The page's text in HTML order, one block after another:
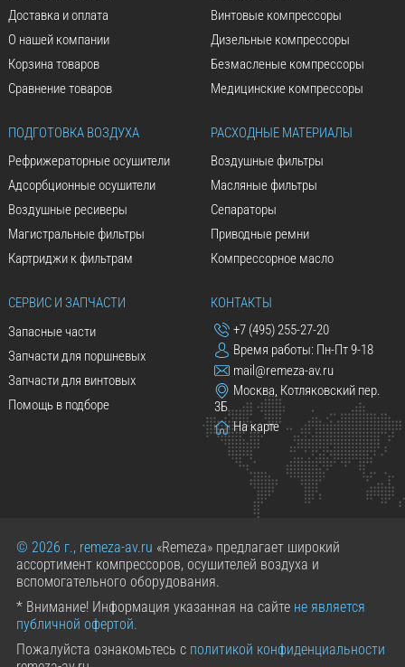
Доставка и оплата
О нашей компании
Корзина товаров
Сравнение товаров
Винтовые компрессоры
Дизельные компрессоры
Безмасленые компрессоры
Медицинские компрессоры
ПОДГОТОВКА ВОЗДУХА
Рефрижераторные осушители
Адсорбционные осушители
Воздушные ресиверы
Магистральные фильтры
Картриджи к фильтрам
РАСХОДНЫЕ МАТЕРИАЛЫ
Воздушные фильтры
Масляные фильтры
Сепараторы
Приводные ремни
Компрессорное масло
СЕРВИС И ЗАПЧАСТИ
Запасные части
Запчасти для поршневых
Запчасти для винтовых
Помощь в подборе
КОНТАКТЫ
+7 (495) 255-27-20
Время работы: Пн-Пт 9-18
mail@remeza-av.ru
Москва, Котляковский пер.
3Б
На карте
© 2026 г., remeza-av.ru «Remeza» предлагает широкий
ассортимент компрессоров, осушителей воздуха и
вспомогательного оборудования.
* Внимание! Информация указанная на сайте не является
публичной офертой.
Пожалуйста ознакомьтесь с политикой конфиденциальности